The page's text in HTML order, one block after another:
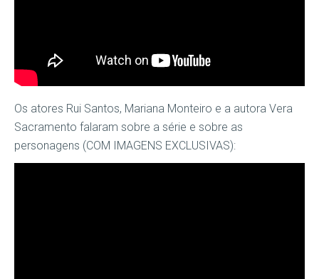
Os atores Rui Santos, Mariana Monteiro e a autora Vera
Sacramento falaram sobre a série e sobre as
personagens (COM IMAGENS EXCLUSIVAS):